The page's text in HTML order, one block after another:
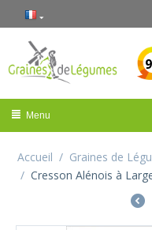
Menu
Accueil / Graines de
/ Cresson Alénois à